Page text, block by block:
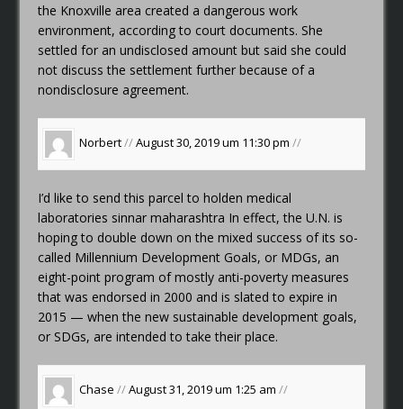
the Knoxville area created a dangerous work
environment, according to court documents. She
settled for an undisclosed amount but said she could
not discuss the settlement further because of a
nondisclosure agreement.
Norbert//August 30, 2019 um 11:30 pm//
I’d like to send this parcel toholden medical
laboratories sinnar maharashtra In effect, the U.N. is
hoping to double down on the mixed success of its so-
called Millennium Development Goals, or MDGs, an
eight-point program of mostly anti-poverty measures
that was endorsed in 2000 and is slated to expire in
2015 — when the new sustainable development goals,
or SDGs, are intended to take their place.
Chase //August 31, 2019 um 1:25 am//